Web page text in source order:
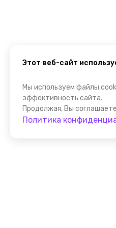
Этот веб-сайт
Мы используем файлы
эффективность сайта.
Продолжая, Вы
Политика